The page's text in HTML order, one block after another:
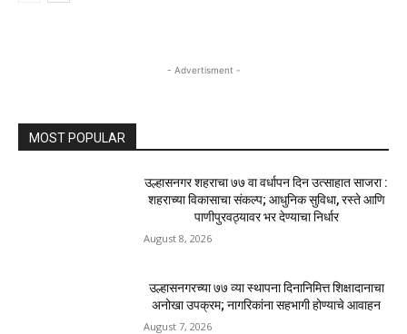
- Advertisment -
MOST POPULAR
उल्हासनगर शहराचा ७७ वा वर्धापन दिन उत्साहात साजरा :
शहराच्या विकासाचा संकल्प; आधुनिक सुविधा, रस्ते आणि
पाणीपुरवठ्यावर भर देण्याचा निर्धार
August 8, 2026
उल्हासनगरच्या ७७ व्या स्थापना दिनानिमित्त शिक्षादानाचा
अनोखा उपक्रम; नागरिकांना सहभागी होण्याचे आवाहन
August 7, 2026